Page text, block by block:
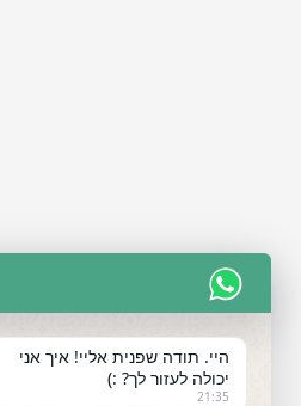
היי. תודה שפנית אליי! איך אני
יכולה לעזור לך? :)
21:35